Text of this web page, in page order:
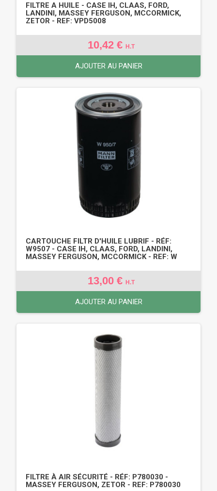
FILTRE A HUILE - CASE IH, CLAAS, FORD,
LANDINI, MASSEY FERGUSON, MCCORMICK,
ZETOR - REF: VPD5008
10,42 € H.T
AJOUTER AU PANIER
CARTOUCHE FILTR D'HUILE LUBRIF - RÉF:
W9507 - CASE IH, CLAAS, FORD, LANDINI,
MASSEY FERGUSON, MCCORMICK - REF: W
13,00 € H.T
AJOUTER AU PANIER
FILTRE À AIR SÉCURITÉ - RÉF: P780030 -
MASSEY FERGUSON, ZETOR - REF: P780030